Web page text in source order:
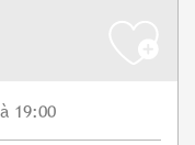
à 19:00